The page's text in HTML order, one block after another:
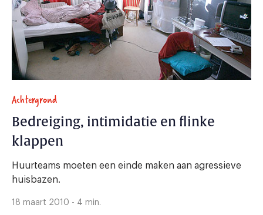
Achtergrond
Bedreiging, intimidatie en flinke
klappen
Huurteams moeten een einde maken aan agressieve
huisbazen.
18 maart 2010 - 4 min.